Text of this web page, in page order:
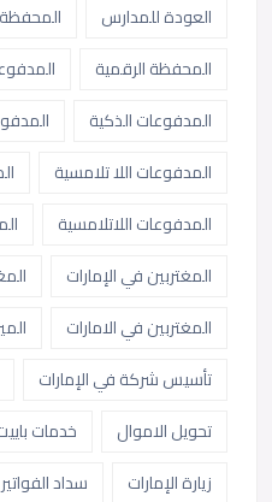
العودة للمدارس
المحفظة
المحفظة الرقمية
المدفوعات الذكية
المدفوعات اللا تلامسية
المدفوعات اللاتلامسية
المغتربين في الإمارات
المغتربين في الامارات
تأسيس شركة في الإمارات
تحويل الاموال
خدمات
زيارة الإمارات
سداد الفواتير